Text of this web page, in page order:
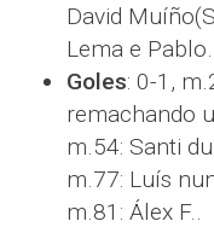
David
Lema e Pablo.
Goles: 0-1,
remachando
m.54: Santi
m.77: Luís
m.81: Álex F..